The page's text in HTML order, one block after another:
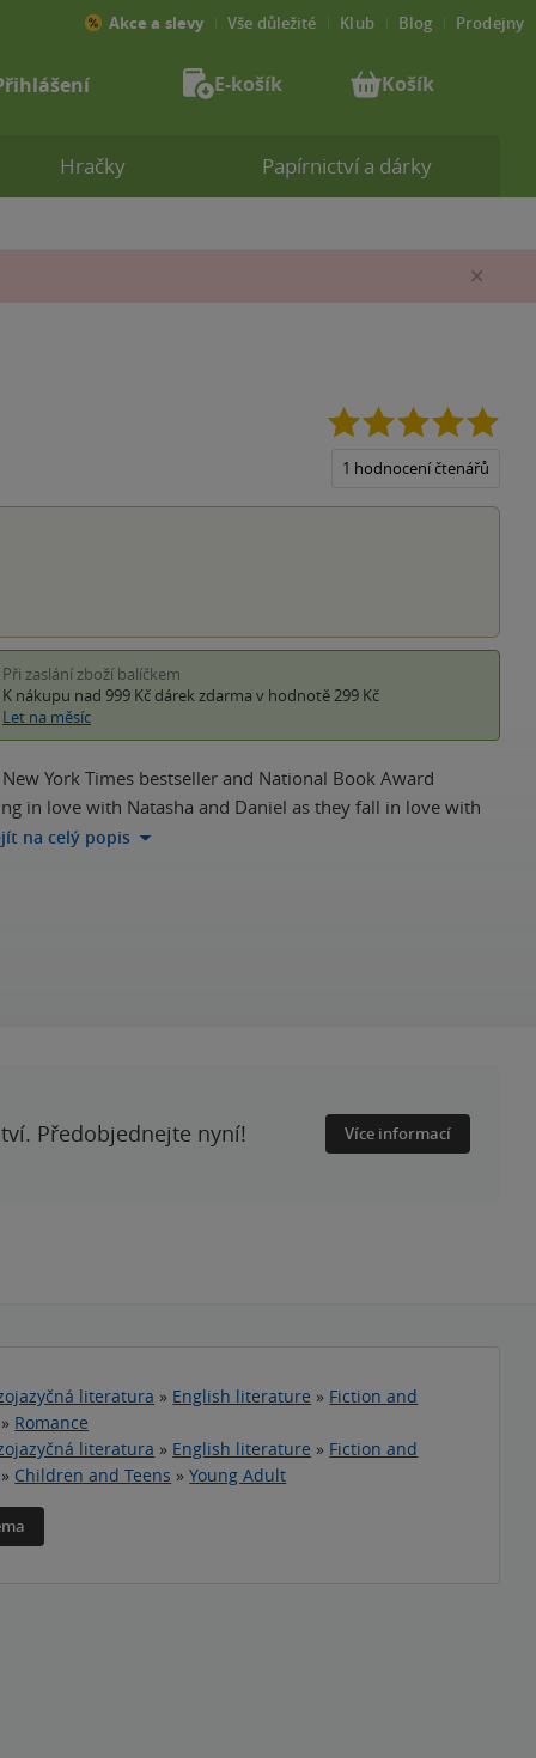
1 hodnocení čtenářů
Při zaslání zboží balíčkem
K nákupu nad 999 Kč dárek zdarma v hodnotě 299 Kč
Let na měsíc
York Times bestseller and National Book Award
in love with Natasha and Daniel as they fall in love with
na celý popis
Předobjednejte nyní! Více informací
literatura » English literature » Fiction and
» Romance
literatura » English literature » Fiction and
» Children and Teens »Young Adult
Hračky Papírnictví a dárky
Akce a slevy Vše důležité Klub Blog Prodejny
E-košík Košík